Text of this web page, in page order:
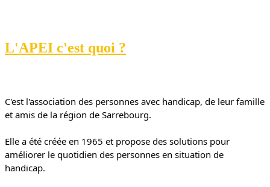
L'APEI c'est quoi ?
C'est l'association des personnes avec handicap, de leur famille
et amis de la région de Sarrebourg.
Elle a été créée en 1965 et propose des solutions pour
améliorer le quotidien des personnes en situation de
handicap.